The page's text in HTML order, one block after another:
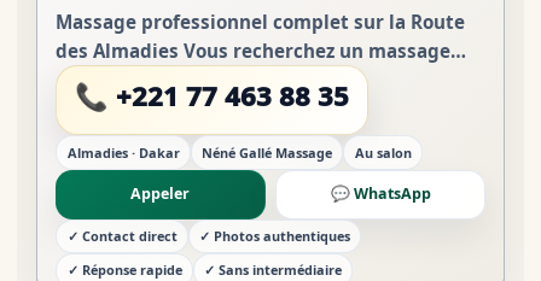
Massage professionnel complet sur la Route
des Almadies Vous recherchez un massage
intégral aux Almadies à Dakar dans un cadre
discret et professionnel ? Bienvenue chez
Néné Gallé...
📞 +221 77 463 88 35
Almadies · Dakar Néné Gallé Massage Au salon
Appeler 💬 WhatsApp
✓ Contact direct
✓ Photos authentiques
✓ Réponse rapide
✓ Sans intermédiaire